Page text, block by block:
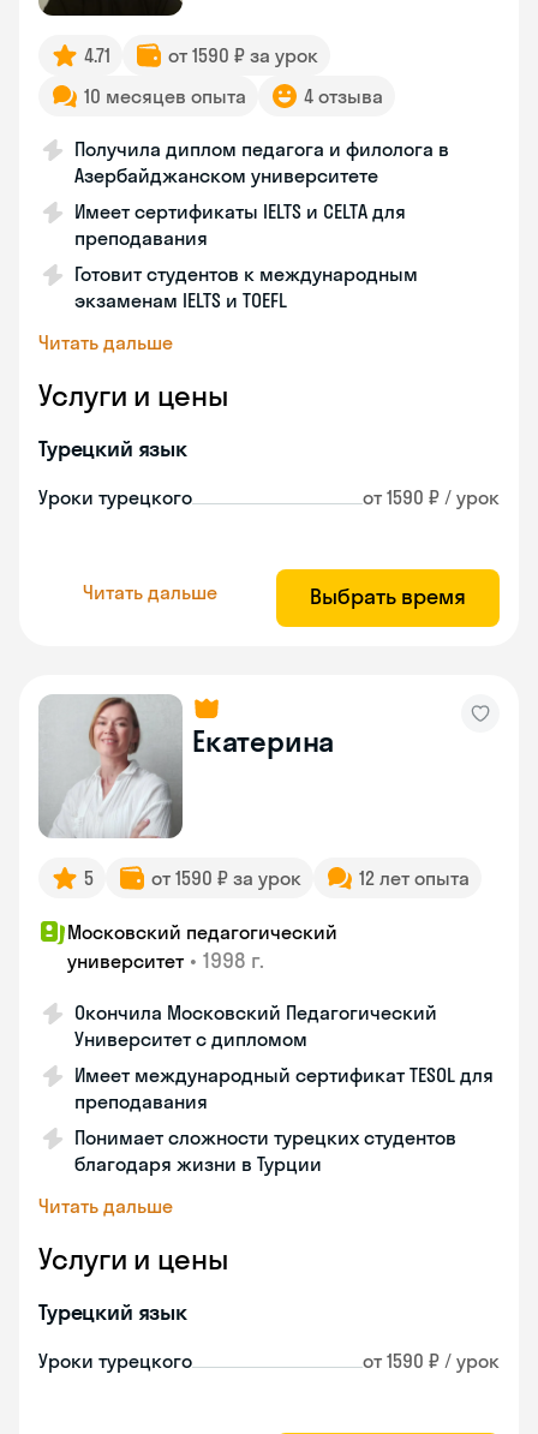
4.71
от 1590 ₽ за урок
10 месяцев опыта
4 отзыва
Получила диплом педагога и филолога в
Азербайджанском университете
Имеет сертификаты IELTS и CELTA для
преподавания
Готовит студентов к международным
экзаменам IELTS и TOEFL
Читать дальше
Услуги и цены
Турецкий язык
Уроки турецкого от 1590 ₽ / урок
Читать дальше Выбрать время
Екатерина
5 от 1590 ₽ за урок 12 лет опыта
Московский педагогический
университет • 1998 г.
Окончила Московский Педагогический
Университет с дипломом
Имеет международный сертификат TESOL для
преподавания
Понимает сложности турецких студентов
благодаря жизни в Турции
Читать дальше
Услуги и цены
Турецкий язык
Уроки турецкого от 1590 ₽ / урок